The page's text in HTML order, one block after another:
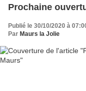
Prochaine
Publié le 30/10/2020 à
Par Maurs la Jolie